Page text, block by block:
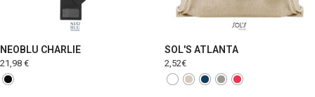
NEOBLU CHARLIE
21,98 €
SOL'S ATLANTA
2,52€